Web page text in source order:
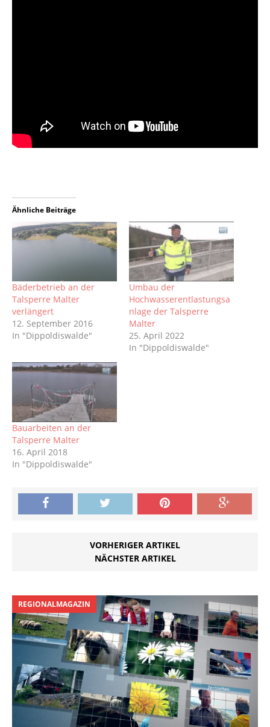
Ähnliche Beiträge
Bäderbetrieb an der
Talsperre Malter
verlängert
12. September 2016
In "Dippoldiswalde"
Umbau der
Hochwasserentlastungsa
nlage der Talsperre
Malter
25. April 2022
In "Dippoldiswalde"
Bauarbeiten an der
Talsperre Malter
16. April 2018
In "Dippoldiswalde"
VORHERIGER ARTIKEL
NÄCHSTER ARTIKEL
REGIONALMAGAZIN